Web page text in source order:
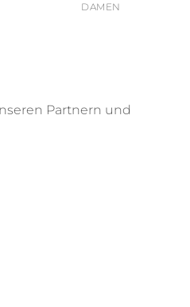
DAMEN
Partnern und